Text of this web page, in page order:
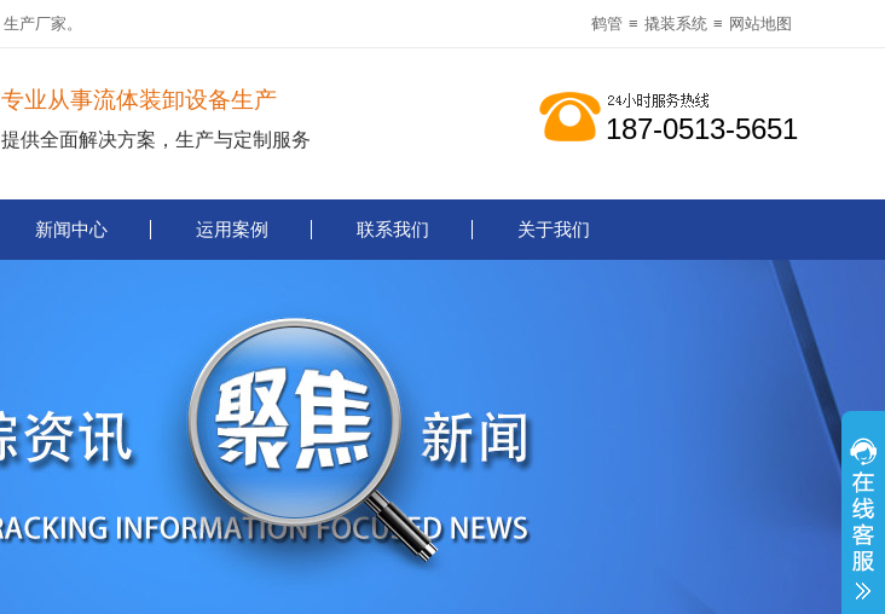
生产厂家。 鹤管 ≡ 撬装系统 ≡ 网站地图
专业从事流体装卸设备生产
提供全面解决方案，生产与定制服务 187-0513-5651
新闻中心 运用案例 联系我们 关于我们